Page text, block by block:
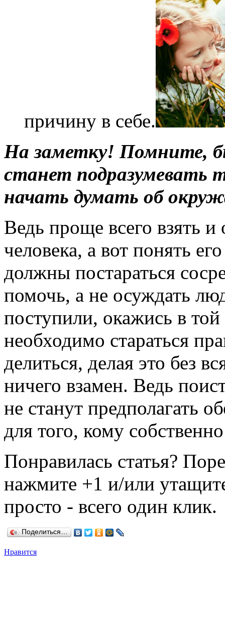
причину в себе.
На заметку! Помните,
станет подразумевать
начать думать об
Ведь проще всего взять и
человека, а вот понять
должны постараться
помочь, а не осуждать
поступили, окажись в
необходимо стараться
делиться, делая это без
ничего взамен. Ведь
не станут предполагать
для того, кому
Понравилась статья?
нажмите +1 и/или
просто - всего один клик.
Поделиться…
Нравится